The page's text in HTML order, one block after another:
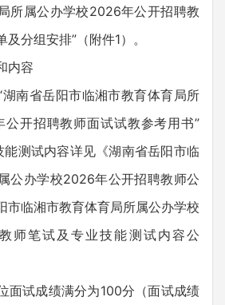
所属公办学校2026年公开招聘教
分组安排”（附件1）。
内容
南省岳阳市临湘市教育体育局所
开招聘教师面试试教参考用书”
能测试内容详见《湖南省岳阳市临
公办学校2026年公开招聘教师公
市临湘市教育体育局所属公办学校
师笔试及专业技能测试内容公
试成绩满分为100分（面试成绩